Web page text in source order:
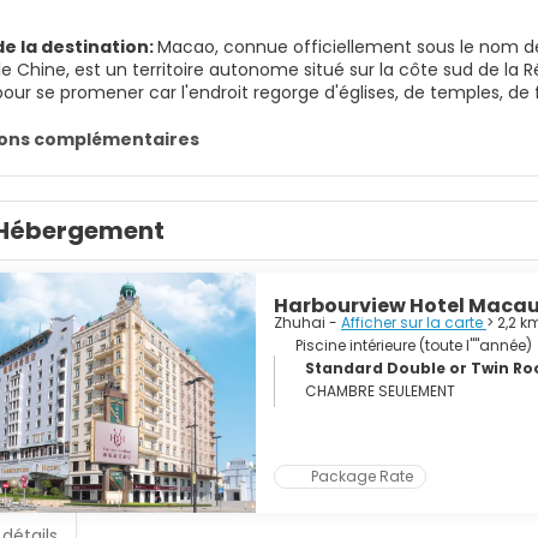
la destination:Macao, connue officiellement sous le nom
Chine, est un territoire autonome situé sur la côte sud de la
se promener car l'endroit regorge d'églises, de temples,
la vieille ville de Macao, où les habitants de Macao
tour de Macao avec ses vues impressionnantes et ses
et du shopping. Une grande partie de la péninsule
et sites de la région ont été jugés d'importance culturelle et
sont également intéressants avec leurs boutiques de
complémentaires
Harbourview Hotel Macau
Zhuhai - Afficher sur la carte > 2,2
Piscine intérieure (toute l''''année)
Standard Double or Twin
CHAMBRE SEULEMENT
Package Rate